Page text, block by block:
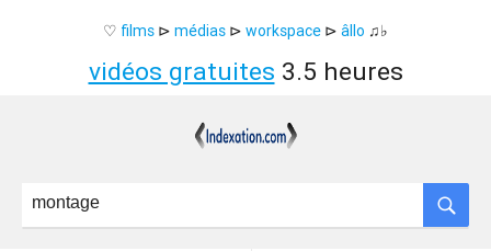
♡ films ⊳ médias ⊳ workspace ⊳ âllo ♫♭
vidéos gratuites 3.5 heures